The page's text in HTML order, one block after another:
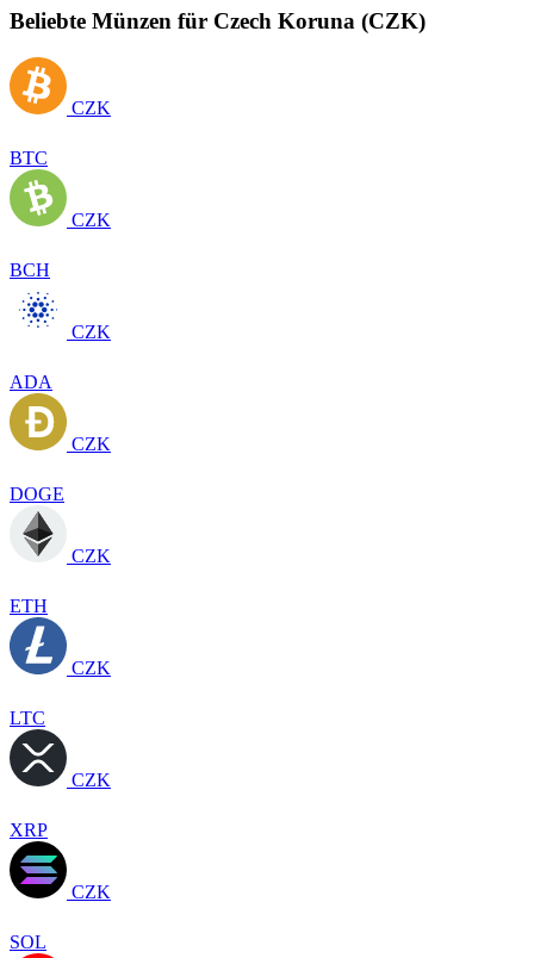
Beliebte Münzen für Czech Koruna (CZK)
CZK
BTC
CZK
BCH
CZK
ADA
CZK
DOGE
CZK
ETH
CZK
LTC
CZK
XRP
CZK
SOL